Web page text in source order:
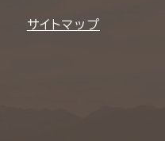
サイトマップ